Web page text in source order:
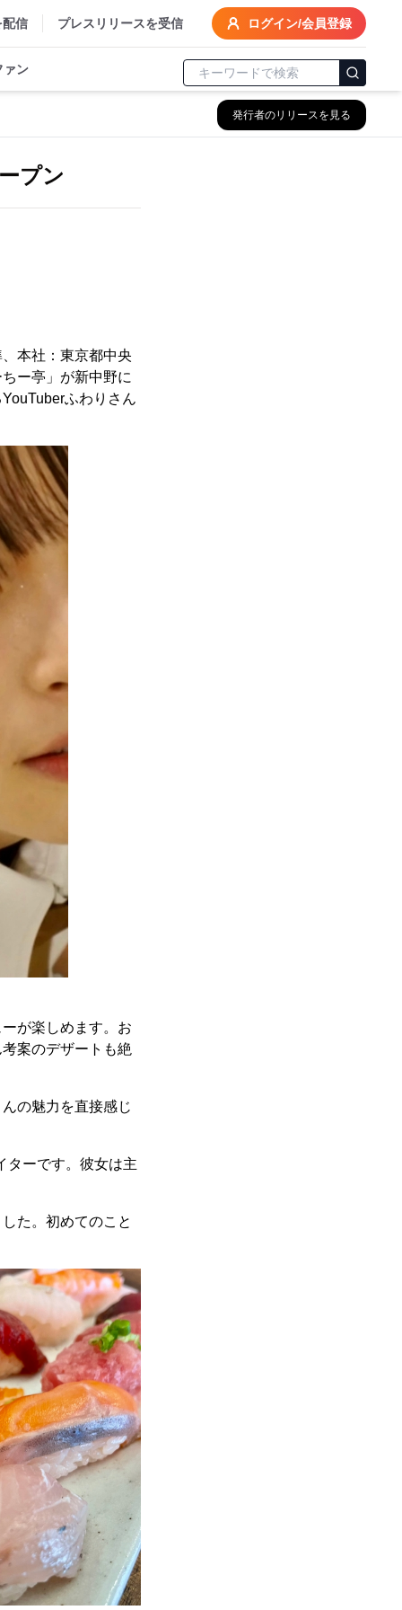
配信 プレスリリースを受信 ログイン/会員登録
ァン
発行者のリリースを見る
プン
本社：東京都中央
ー亭」が新中野に
ふわりさん
が楽しめます。お
案のデザートも絶
の魅力を直接感じ
ターです。彼女は主
た。初めてのこと